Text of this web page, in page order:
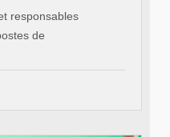
responsables
de